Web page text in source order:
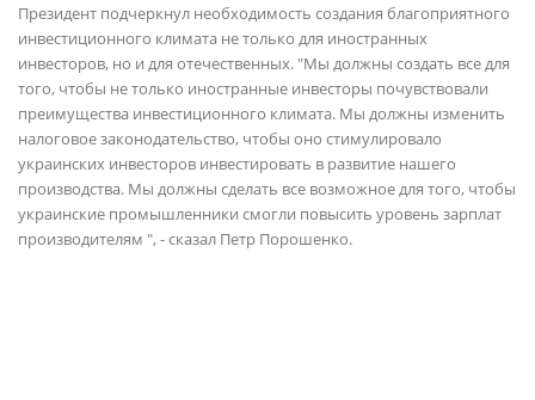
Президент подчеркнул необходимость создания благоприятного
инвестиционного климата не только для иностранных
инвесторов, но и для отечественных. "Мы должны создать все для
того, чтобы не только иностранные инвесторы почувствовали
преимущества инвестиционного климата. Мы должны изменить
налоговое законодательство, чтобы оно стимулировало
украинских инвесторов инвестировать в развитие нашего
производства. Мы должны сделать все возможное для того, чтобы
украинские промышленники смогли повысить уровень зарплат
производителям ", - сказал Петр Порошенко.